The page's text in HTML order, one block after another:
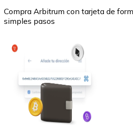
LTC
Compra Arbitrum con tarjeta de
simples pasos